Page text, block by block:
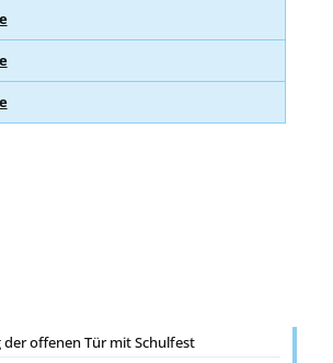
der offenen Tür mit Schulfest